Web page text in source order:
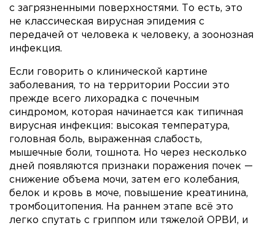
с загрязненными поверхностями. То есть, это
не классическая вирусная эпидемия с
передачей от человека к человеку, а зоонозная
инфекция.
Если говорить о клинической картине
заболевания, то на территории России это
прежде всего лихорадка с почечным
синдромом, которая начинается как типичная
вирусная инфекция: высокая температура,
головная боль, выраженная слабость,
мышечные боли, тошнота. Но через несколько
дней появляются признаки поражения почек —
снижение объема мочи, затем его колебания,
белок и кровь в моче, повышение креатинина,
тромбоцитопения. На раннем этапе всё это
легко спутать с гриппом или тяжелой ОРВИ, и